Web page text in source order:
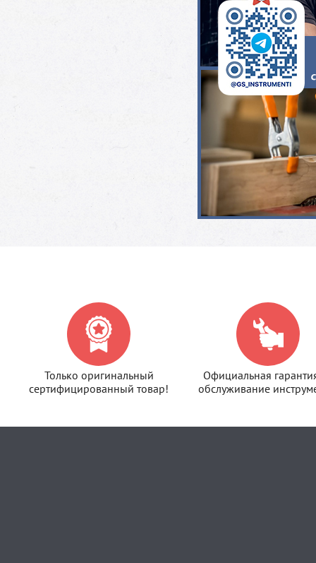
Только оригинальный
сертифицированный товар!
Официальная
обслуживание